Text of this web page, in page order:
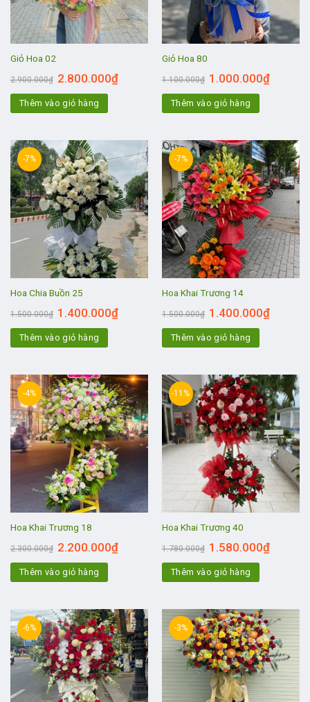
Giỏ Hoa 02
2.900.000₫ 2.800.000₫
Thêm vào giỏ hàng
Giỏ Hoa 80
1.100.000₫ 1.000.000₫
Thêm vào giỏ hàng
-7%
Hoa Chia Buồn 25
1.500.000₫ 1.400.000₫
Thêm vào giỏ hàng
-7%
Hoa Khai Trương 14
1.500.000₫ 1.400.000₫
Thêm vào giỏ hàng
-4%
Hoa Khai Trương 18
2.300.000₫ 2.200.000₫
Thêm vào giỏ hàng
-11%
Hoa Khai Trương 40
1.780.000₫ 1.580.000₫
Thêm vào giỏ hàng
-6% -3%